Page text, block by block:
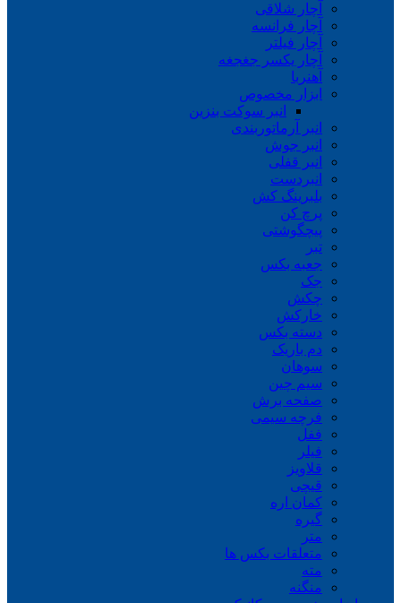
آچار شلاقی
آچار فرانسه
آچار فیلتر
آچار یکسر جغجغه
آهنربا
ابزار مخصوص
انبر سوکت بنزین
انبر آرماتوربندی
انبر جوش
انبر قفلی
انبردست
بلبرینگ کش
پرچ کن
پیچگوشتی
تبر
جعبه بکس
جک
چکش
خارکش
دسته بکس
دم باریک
سوهان
سیم چین
صفحه برش
فرچه سیمی
ففل
فیلر
قلاویز
قیچی
کمان اره
گیره
متر
متعلقات بکس ها
مته
منگنه